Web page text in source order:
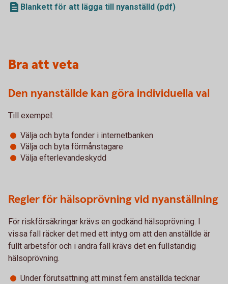
Blankett för att lägga till nyanställd (pdf)
Bra att veta
Den nyanställde kan göra individuella val
Till exempel:
Välja och byta fonder i internetbanken
Välja och byta förmånstagare
Välja efterlevandeskydd
Regler för hälsoprövning vid nyanställning
För riskförsäkringar krävs en godkänd hälsoprövning. I
vissa fall räcker det med ett intyg om att den anställde är
fullt arbetsför och i andra fall krävs det en fullständig
hälsoprövning.
Under förutsättning att minst fem anställda tecknar